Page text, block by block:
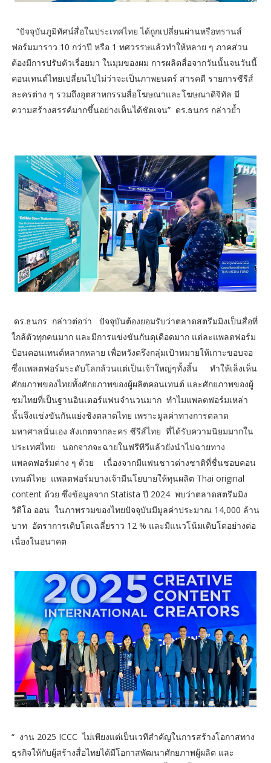
“ปัจจุบันภูมิทัศน์สื่อในประเทศไทย ได้ถูกเปลี่ยนผ่านหรือทรานส์
ฟอร์มมาราว 10 กว่าปี หรือ 1 ทศวรรษแล้วทำให้หลาย ๆ ภาคส่วน
ต้องมีการปรับตัวเรื่อยมา ในมุมของผม การผลิตสื่อจากวันนั้นจนวันนี้
คอนเทนต์ไทยเปลี่ยนไปไม่ว่าจะเป็นภาพยนตร์ สารคดี รายการซีรีส์
ละครต่าง ๆ รวมถึงอุตสาหกรรมสื่อโฆษณาและโฆษณาดิจิทัล มี
ความสร้างสรรค์มากขึ้นอย่างเห็นได้ชัดเจน” ดร.ธนกร กล่าวย้ำ
ดร.ธนกร กล่าวต่อว่า ปัจจุบันต้องยอมรับว่าตลาดสตรีมมิงเป็นสื่อที่
ใกล้ตัวทุกคนมาก และมีการแข่งขันกันดุเดือดมาก แต่ละแพลตฟอร์ม
ป้อนคอนเทนต์หลากหลาย เพื่อหวังตรึงกลุ่มเป้าหมายให้เกาะขอบจอ
ซึ่งแพลตฟอร์มระดับโลกล้วนแต่เป็นเจ้าใหญ่ๆทั้งสิ้น ทำให้เล็งเห็น
ศักยภาพของไทยทั้งศักยภาพของผู้ผลิตคอนเทนต์ และศักยภาพของผู้
ชมไทยที่เป็นฐานอินเตอร์แฟนจำนวนมาก ทำไมแพลตฟอร์มเหล่า
นั้นจึงแข่งขันกันแย่งชิงตลาดไทย เพราะมูลค่าทางการตลาด
มหาศาลนั่นเอง สังเกตจากละคร ซีรีส์ไทย ที่ได้รับความนิยมมากใน
ประเทศไทย นอกจากจะฉายในฟรีทีวีแล้วยังนำไปฉายทาง
แพลตฟอร์มต่าง ๆ ด้วย เนื่องจากมีแฟนชาวต่างชาติที่ชื่นชอบคอน
เทนต์ไทย แพลตฟอร์มบางเจ้ามีนโยบายให้ทุนผลิต Thai original
content ด้วย ซึ่งข้อมูลจาก Statista ปี 2024 พบว่าตลาดสตรีมมิง
วิดีโอ ออน ในภาพรวมของไทยปัจจุบันมีมูลค่าประมาณ 14,000 ล้าน
บาท อัตราการเติบโตเฉลี่ยราว 12 % และมีแนวโน้มเติบโตอย่างต่อ
เนื่องในอนาคต
“ งาน 2025 ICCC ไม่เพียงแต่เป็นเวทีสำคัญในการสร้างโอกาสทาง
ธุรกิจให้กับผู้สร้างสื่อไทยได้มีโอกาสพัฒนาศักยภาพผู้ผลิต และ